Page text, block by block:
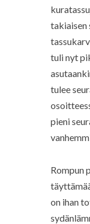
takiaisen
tuli nyt
tulee
pieni
Rompun
on ihan